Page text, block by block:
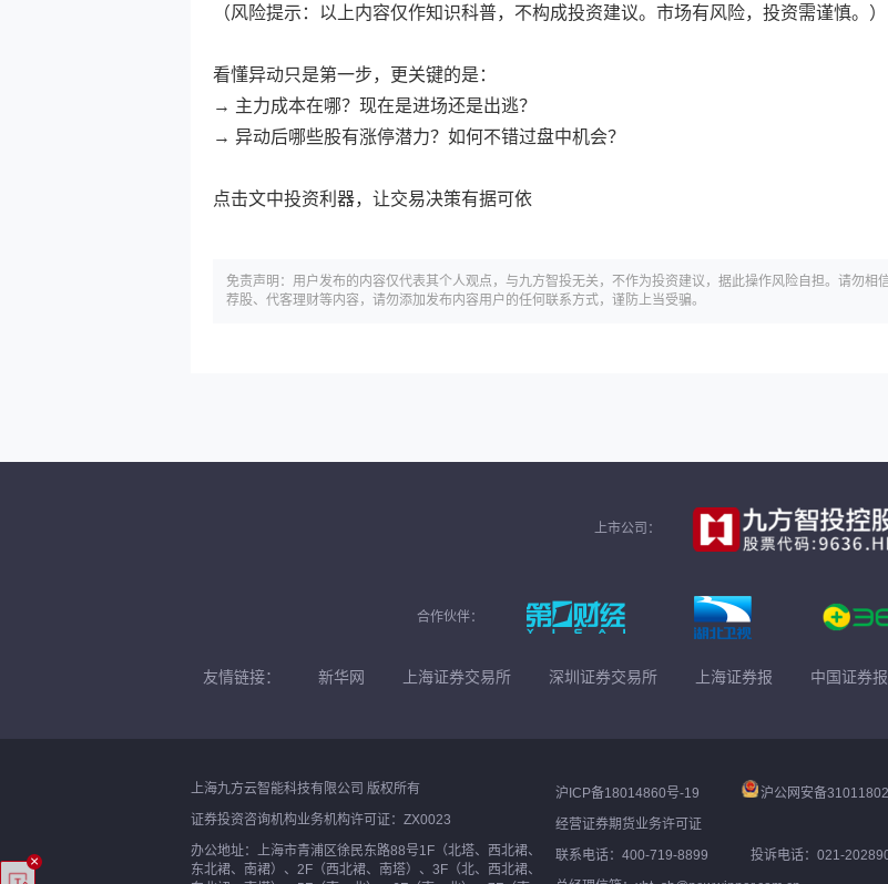
（风险提示：以上内容仅作知识科普，不构成投资建议。市场有风险，投资需谨慎。）
看懂异动只是第一步，更关键的是：
→ 主力成本在哪？现在是进场还是出逃？
→ 异动后哪些股有涨停潜力？如何不错过盘中机会？
点击文中投资利器，让交易决策有据可依
免责声明：用户发布的内容仅代表其个人观点，与九方智投无关，不作为投资建议，据此操作风险自担。请勿相
荐股、代客理财等内容，请勿添加发布内容用户的任何联系方式，谨防上当受骗。
上市公司：
合作伙伴：
友情链接： 新华网 上海证券交易所 深圳证券交易所 上海证券报 中国证券报
上海九方云智能科技有限公司 版权所有
证券投资咨询机构业务机构许可证：ZX0023
办公地址：上海市青浦区徐民东路88号1F（北塔、西北裙、
东北裙、南裙）、2F（西北裙、南塔）、3F（北、西北裙、
沪ICP备18014860号-19
沪公网安备
经营证券期货业务许可证
联系电话：400-719-8899
投诉电话：021-
×